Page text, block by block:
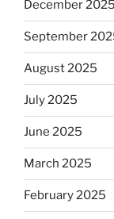
December 2025
September
August 2025
July 2025
June 2025
March 2025
February 2025